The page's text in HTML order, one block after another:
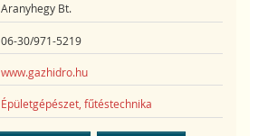
Aranyhegy Bt.
06-30/971-5219
www.gazhidro.hu
Épületgépészet, fűtéstechnika